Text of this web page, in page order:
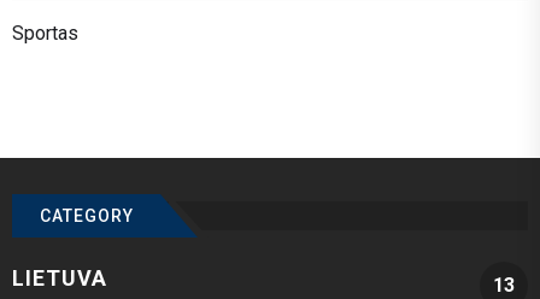
Sportas
CATEGORY
LIETUVA 13